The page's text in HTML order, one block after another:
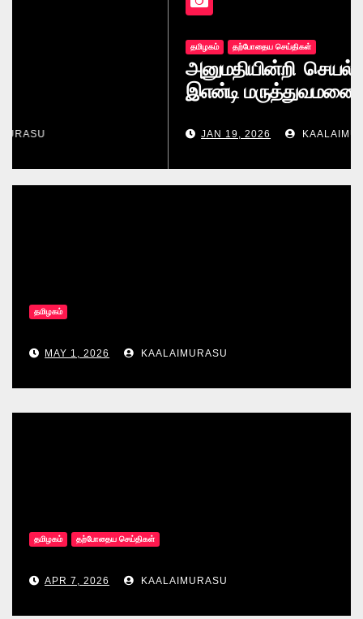
அனுமதியின்றி செயல்படும் கோவை
இஎன்டி மருத்துவமனை
KAALAIMURASU
தமிழகம்
MAY 1, 2026 KAALAIMURASU
தமிழகம் தற்போதைய செய்திகள்
APR 7, 2026 KAALAIMURASU